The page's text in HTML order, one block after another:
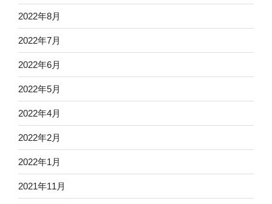
2022年8月
2022年7月
2022年6月
2022年5月
2022年4月
2022年2月
2022年1月
2021年11月